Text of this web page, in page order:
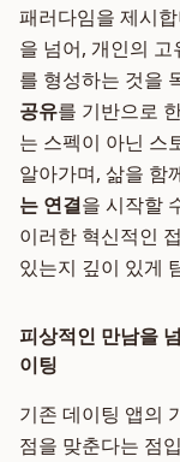
패러다임을 제시
을 넘어, 개인의
를 형성하는 것을
공유를 기반으로
는 스펙이 아닌 스
알아가며, 삶을 함
는 연결을 시작할
이러한 혁신적인
있는지 깊이 있게
피상적인 만남을
이팅
기존 데이팅 앱의
점을 맞춘다는 점